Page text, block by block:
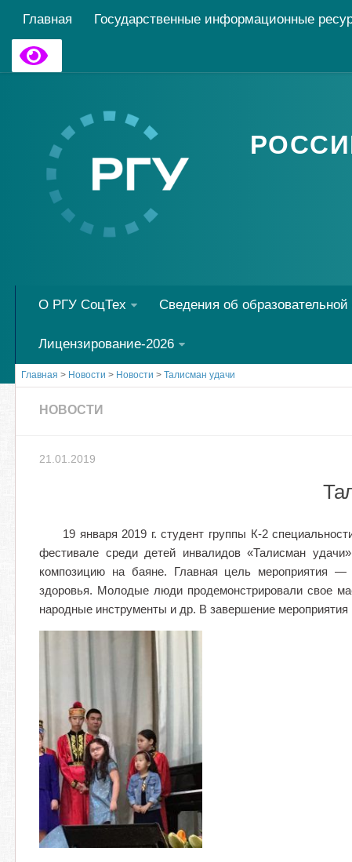
Главная Государственные информационные
О РГУ СоцТех Сведения об образовательной
Лицензирование-2026
Главная > Новости > Новости > Талисман удачи
НОВОСТИ
21.01.2019
19 января 2019 г. студент группы К-2
фестивале среди детей инвалидов «Талисман
композицию на баяне. Главная цель мероприятия —
здоровья. Молодые люди продемонстрировали свое
народные инструменты и др. В завершение